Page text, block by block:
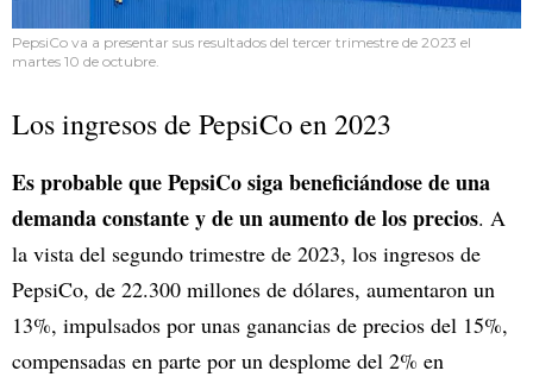
PepsiCo va a presentar sus resultados del tercer trimestre de 2023 el
martes 10 de octubre.
Los ingresos de PepsiCo en 2023
Es probable que PepsiCo siga beneficiándose de una
demanda constante y de un aumento de los precios. A
la vista del segundo trimestre de 2023, los ingresos de
PepsiCo, de 22.300 millones de dólares, aumentaron un
13%, impulsados por unas ganancias de precios del 15%,
compensadas en parte por un desplome del 2% en